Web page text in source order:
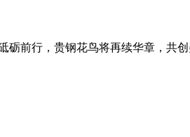
前行，贵钢花鸟将再续华章，共创